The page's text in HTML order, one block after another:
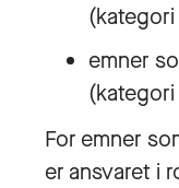
(kategori
emner
(kategori
For emner
er ansvaret i